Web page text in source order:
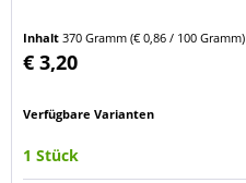
Inhalt370 Gramm(€ 0,86 / 100 Gramm)
€ 3,20
Verfügbare Varianten
1 Stück